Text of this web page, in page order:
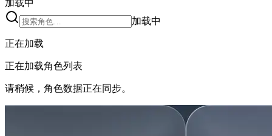
加载中
加载中
正在加载
正在加载角色列表
请稍候，角色数据正在同步。